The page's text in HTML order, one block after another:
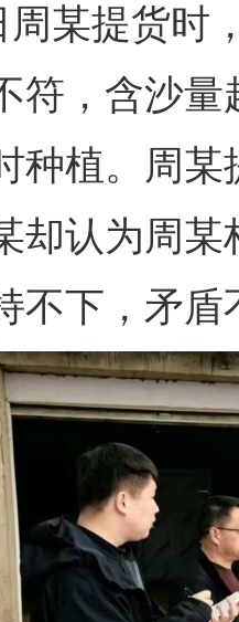
某提货时
符，含沙
种植。周
却认为周
不下，矛盾